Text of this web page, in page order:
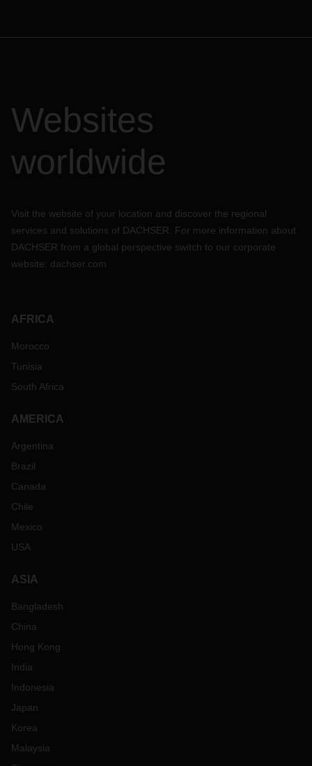
Websites
worldwide
Visit the website of your location and discover the regional
services and solutions of DACHSER. For more information about
DACHSER from a global perspective switch to our corporate
website: dachser.com
AFRICA
Morocco
Tunisia
South Africa
AMERICA
Argentina
Brazil
Canada
Chile
Mexico
USA
ASIA
Bangladesh
China
Hong Kong
India
Indonesia
Japan
Korea
Malaysia